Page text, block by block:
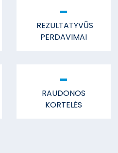
-
REZULTATYVŪS
PERDAVIMAI
-
RAUDONOS
KORTELĖS